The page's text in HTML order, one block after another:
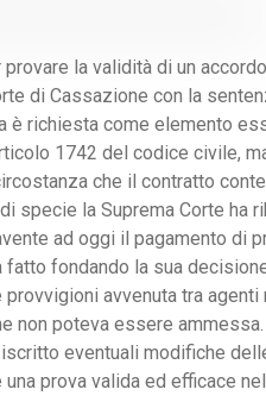
la validità di un
di Cassazione con la
è richiesta come elemento
1742 del codice civile,
che il contratto
specie la Suprema Corte
ad oggi il pagamento di
fatto fondando la sua
avvenuta tra
non poteva essere
eventuali modifiche
una prova valida ed efficace